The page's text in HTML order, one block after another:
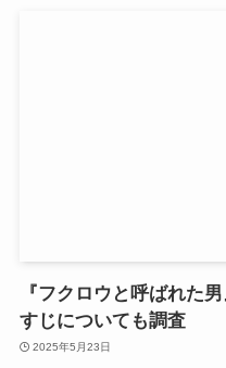
『フクロウと呼ばれた
すじについても調査
2025年5月23日